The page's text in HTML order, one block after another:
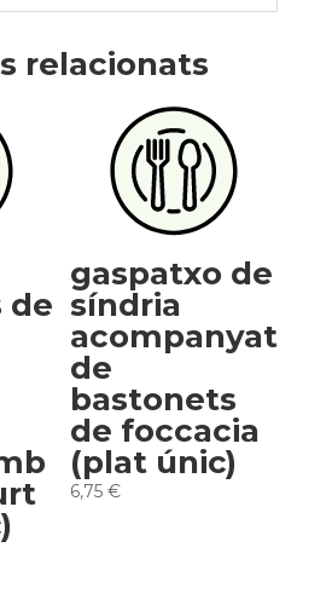
relacionats
de
gaspatxo de
síndria
acompanyat
de
bastonets
de foccacia
(plat únic)
6,75€